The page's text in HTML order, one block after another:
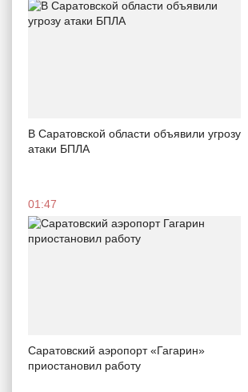
В Саратовской области объявили угрозу
атаки БПЛА
01:47
Саратовский аэропорт «Гагарин»
приостановил работу